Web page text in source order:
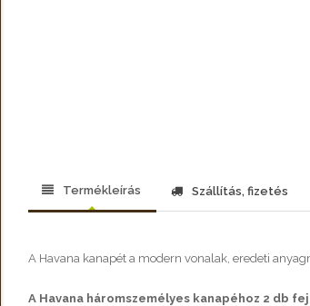
Termékleírás Szállítás, fizetés
A Havana kanapét a modern vonalak, eredeti
A Havana háromszemélyes kanapéhoz 2 db